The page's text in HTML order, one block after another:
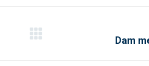
Dam